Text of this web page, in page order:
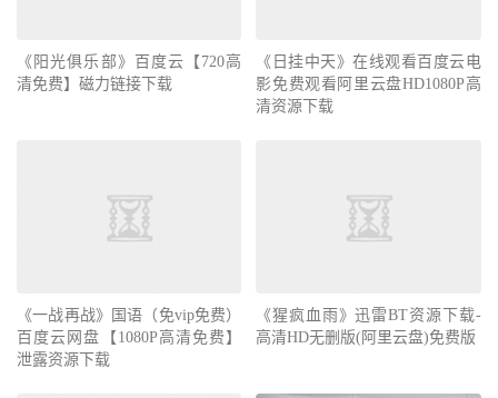
《阳光俱乐部》百度云【720高
清免费】磁力链接下载
《日挂中天》在线观看百度云电
影免费观看阿里云盘HD1080P高
清资源下载
《一战再战》国语（免vip免费）
百度云网盘【1080P高清免费】
泄露资源下载
《猩疯血雨》迅雷BT资源下载-
高清HD无删版(阿里云盘)免费版